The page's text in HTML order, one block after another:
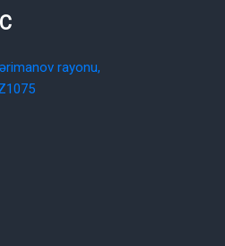
rayonu,